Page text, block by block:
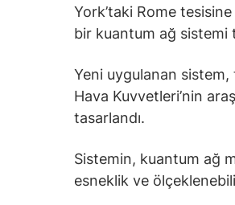
York’taki Rome
bir kuantum ağ sistemi
Yeni uygulanan
Hava Kuvvetleri’nin
tasarlandı.
Sistemin, kuantum ağ
esneklik ve